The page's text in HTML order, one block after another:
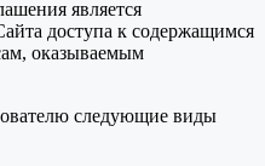
является
доступа к содержащимся
оказываемым
следующие виды